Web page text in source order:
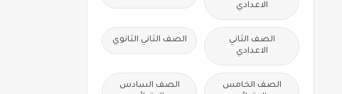
الاعدادي
الصف الثاني
الاعدادي
الصف الثاني الثانوي
الصف الخامس
الصف السادس